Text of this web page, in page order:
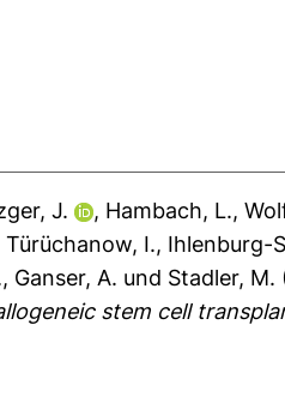
J. , Hambach, L.,
Türüchanow, I., Ihlenburg-
, Ganser, A. und Stadler, M.
stem cell